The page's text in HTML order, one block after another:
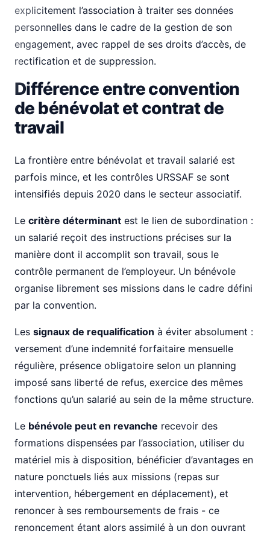
explicitement l’association à traiter ses données
personnelles dans le cadre de la gestion de son
engagement, avec rappel de ses droits d’accès, de
rectification et de suppression.
Différence entre convention
de bénévolat et contrat de
travail
La frontière entre bénévolat et travail salarié est
parfois mince, et les contrôles URSSAF se sont
intensifiés depuis 2020 dans le secteur associatif.
Le critère déterminant est le lien de subordination :
un salarié reçoit des instructions précises sur la
manière dont il accomplit son travail, sous le
contrôle permanent de l’employeur. Un bénévole
organise librement ses missions dans le cadre défini
par la convention.
Les signaux de requalification à éviter absolument :
versement d’une indemnité forfaitaire mensuelle
régulière, présence obligatoire selon un planning
imposé sans liberté de refus, exercice des mêmes
fonctions qu’un salarié au sein de la même structure.
Le bénévole peut en revanche recevoir des
formations dispensées par l’association, utiliser du
matériel mis à disposition, bénéficier d’avantages en
nature ponctuels liés aux missions (repas sur
intervention, hébergement en déplacement), et
renoncer à ses remboursements de frais - ce
renoncement étant alors assimilé à un don ouvrant